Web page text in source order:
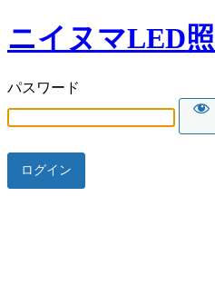
ニイヌマLED
パスワード